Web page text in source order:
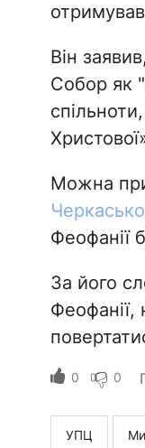
Він
Собор як
Можна
Феофанії
За його
Феофанії,
0 0
УПЦ